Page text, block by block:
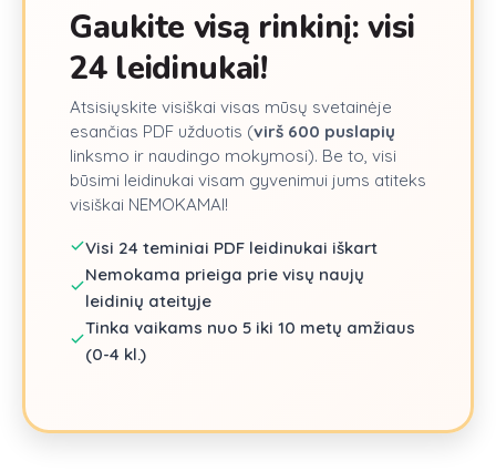
Gaukite visą rinkinį: visi
24leidinukai!
Atsisiųskite visiškai visas mūsų svetainėje
esančias PDF užduotis (virš 600 puslapių
linksmo ir naudingo mokymosi). Be to, visi
būsimi leidinukai visam gyvenimui jums atiteks
visiškai NEMOKAMAI!
Visi 24 teminiai PDF leidinukai iškart
Nemokama prieiga prie visų naujų
leidinių ateityje
Tinka vaikams nuo 5 iki 10 metų amžiaus
(0-4 kl.)